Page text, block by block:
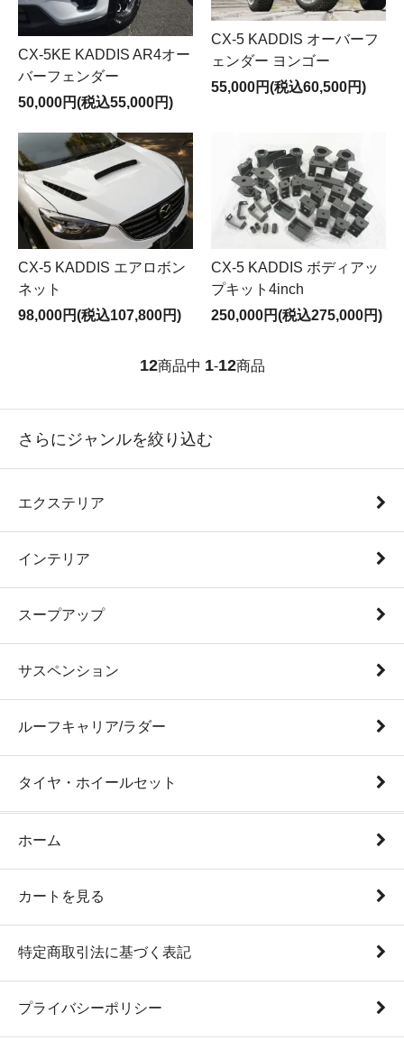
CX-5KE KADDIS AR4オー
バーフェンダー
50,000円(税込55,000円)
CX-5 KADDIS オーバーフ
ェンダー ヨンゴー
55,000円(税込60,500円)
CX-5 KADDIS エアロボン
ネット
98,000円(税込107,800円)
CX-5 KADDIS ボディアッ
プキット4inch
250,000円(税込275,000円)
12商品中 1-12商品
さらにジャンルを絞り込む
エクステリア
インテリア
スープアップ
サスペンション
ルーフキャリア/ラダー
タイヤ・ホイールセット
ホーム
カートを見る
特定商取引法に基づく表記
プライバシーポリシー